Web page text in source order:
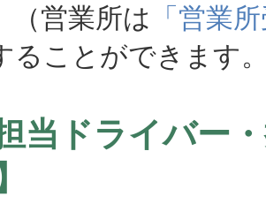
営業所は 「営業
ることができます
担当ドライバー